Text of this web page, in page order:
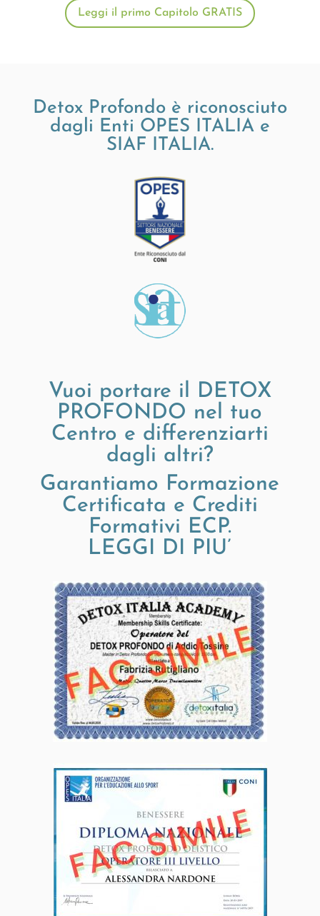
Leggi il primo Capitolo GRATIS
Detox Profondo è riconosciuto
dagli Enti OPES ITALIA e
SIAF ITALIA.
Vuoi portare il DETOX
PROFONDO nel tuo
Centro e differenziarti
dagli altri?
Garantiamo Formazione
Certificata e Crediti
Formativi ECP.
LEGGI DI PIU’